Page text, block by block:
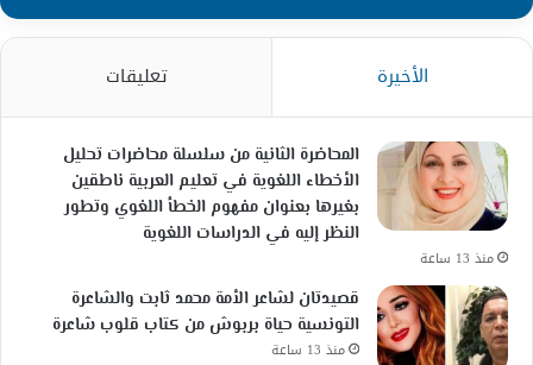
الأخيرة تعليقات
المحاضرة الثانية من سلسلة محاضرات تحليل
الأخطاء اللغوية في تعليم العربية ناطقين
بغيرها بعنوان مفهوم الخطأ اللغوي وتطور
النظر إليه في الدراسات اللغوية
منذ 13 ساعة
قصيدتان لشاعر الأمة محمد ثابت والشاعرة
التونسية حياة بربوش من كتاب قلوب شاعرة
منذ 13 ساعة